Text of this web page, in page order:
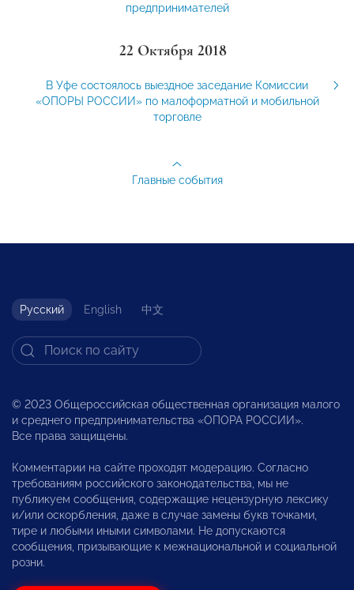
предпринимателей
22 Октября 2018
В Уфе состоялось выездное заседание Комиссии
«ОПОРЫ РОССИИ» по малоформатной и мобильной
торговле
Главные события
Русский English 中文
© 2023 Общероссийская общественная организация малого
и среднего предпринимательства «ОПОРА РОССИИ».
Все права защищены.
Комментарии на сайте проходят модерацию. Согласно
требованиям российского законодательства, мы не
публикуем сообщения, содержащие нецензурную лексику
и/или оскорбления, даже в случае замены букв точками,
тире и любыми иными символами. Не допускаются
сообщения, призывающие к межнациональной и социальной
розни.